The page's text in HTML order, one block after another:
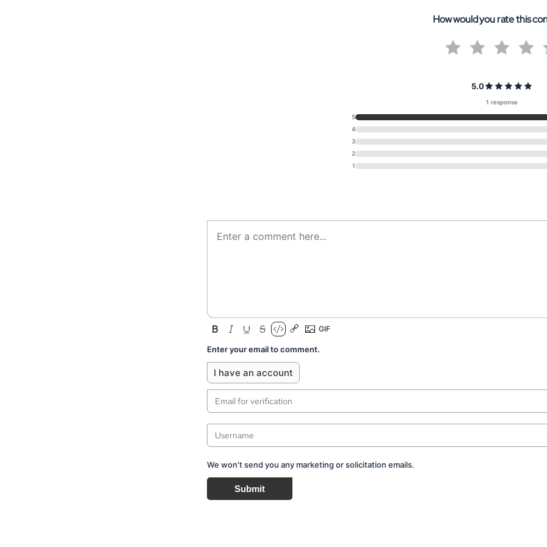
How would you rate this
5.0
1 response
5
4
3
2
1
Enter your email to comment.
I have an account
We won't send you any marketing or solicitation emails.
Submit